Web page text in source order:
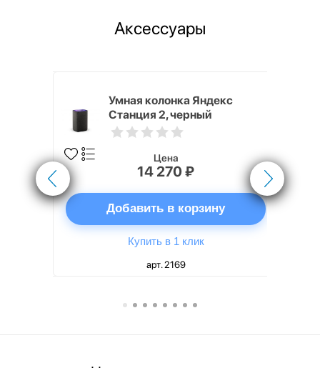
Аксессуары
Умная колонка Яндекс
Станция 2, черный
Цена
14 270 ₽
Добавить в корзину
Купить в 1 клик
арт. 2169